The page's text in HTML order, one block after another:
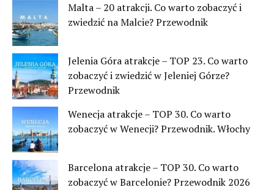
Malta – 20 atrakcji. Co warto zobaczyć i
zwiedzić na Malcie? Przewodnik
Jelenia Góra atrakcje – TOP 23. Co warto
zobaczyć i zwiedzić w Jeleniej Górze?
Przewodnik
Wenecja atrakcje – TOP 30. Co warto
zobaczyć w Wenecji? Przewodnik. Włochy
Barcelona atrakcje – TOP 30. Co warto
zobaczyć w Barcelonie? Przewodnik 2026